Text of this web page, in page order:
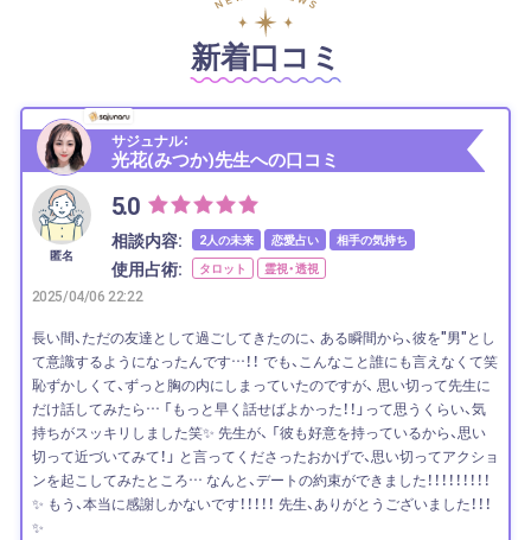
新着口コミ
サジュナル：
光花(みつか)先生への口コミ
匿名
5.0
相談内容: 2人の未来 恋愛占い 相手の気持ち
使用占術: タロット 霊視・透視
2025/04/06 22:22
長い間、ただの友達として過ごしてきたのに、 ある瞬間から、彼を"男"とし
て意識するようになったんです…！！ でも、こんなこと誰にも言えなくて笑
恥ずかしくて、ずっと胸の内にしまっていたのですが、 思い切って先生に
だけ話してみたら… 「もっと早く話せばよかった！！」って思うくらい、気
持ちがスッキリしました笑✨ 先生が、 「彼も好意を持っているから、思い
切って近づいてみて！」 と言ってくださったおかげで、思い切ってアクショ
ンを起こしてみたところ… なんと、デートの約束ができました！！！！！！！！！
✨ もう、本当に感謝しかないです！！！！！ 先生、ありがとうございました！！！
✨